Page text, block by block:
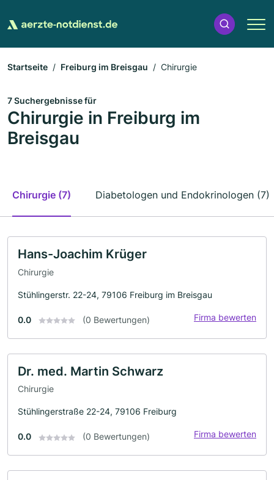
Startseite Freiburg im Breisgau Chirurgie
7 Suchergebnisse für
Chirurgie in Freiburg im
Breisgau
Chirurgie (7) Diabetologen und Endokrinologen (7)
Hans-Joachim Krüger
Chirurgie
Stühlingerstr. 22-24, 79106 Freiburg im Breisgau
0.0 (0 Bewertungen) Firma bewerten
Dr. med. Martin Schwarz
Chirurgie
Stühlingerstraße 22-24, 79106 Freiburg
0.0 (0 Bewertungen) Firma bewerten